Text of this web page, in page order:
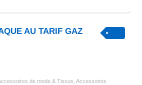
AU TARIF GAZ
de mode & Tissus Accessoires